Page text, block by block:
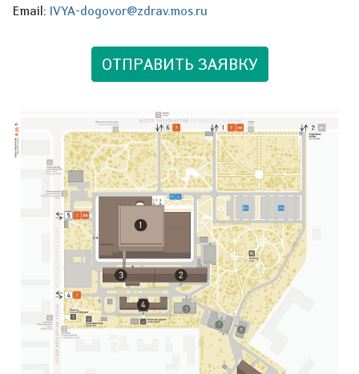
Email: IVYA-dogovor@zdrav.mos.ru
ОТПРАВИТЬ ЗАЯВКУ